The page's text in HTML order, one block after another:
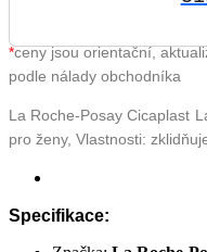
*ceny jsou orientační,
podle nálady obchodníka
La Roche-Posay Cicaplast
pro ženy, Vlastnosti:
Specifikace: